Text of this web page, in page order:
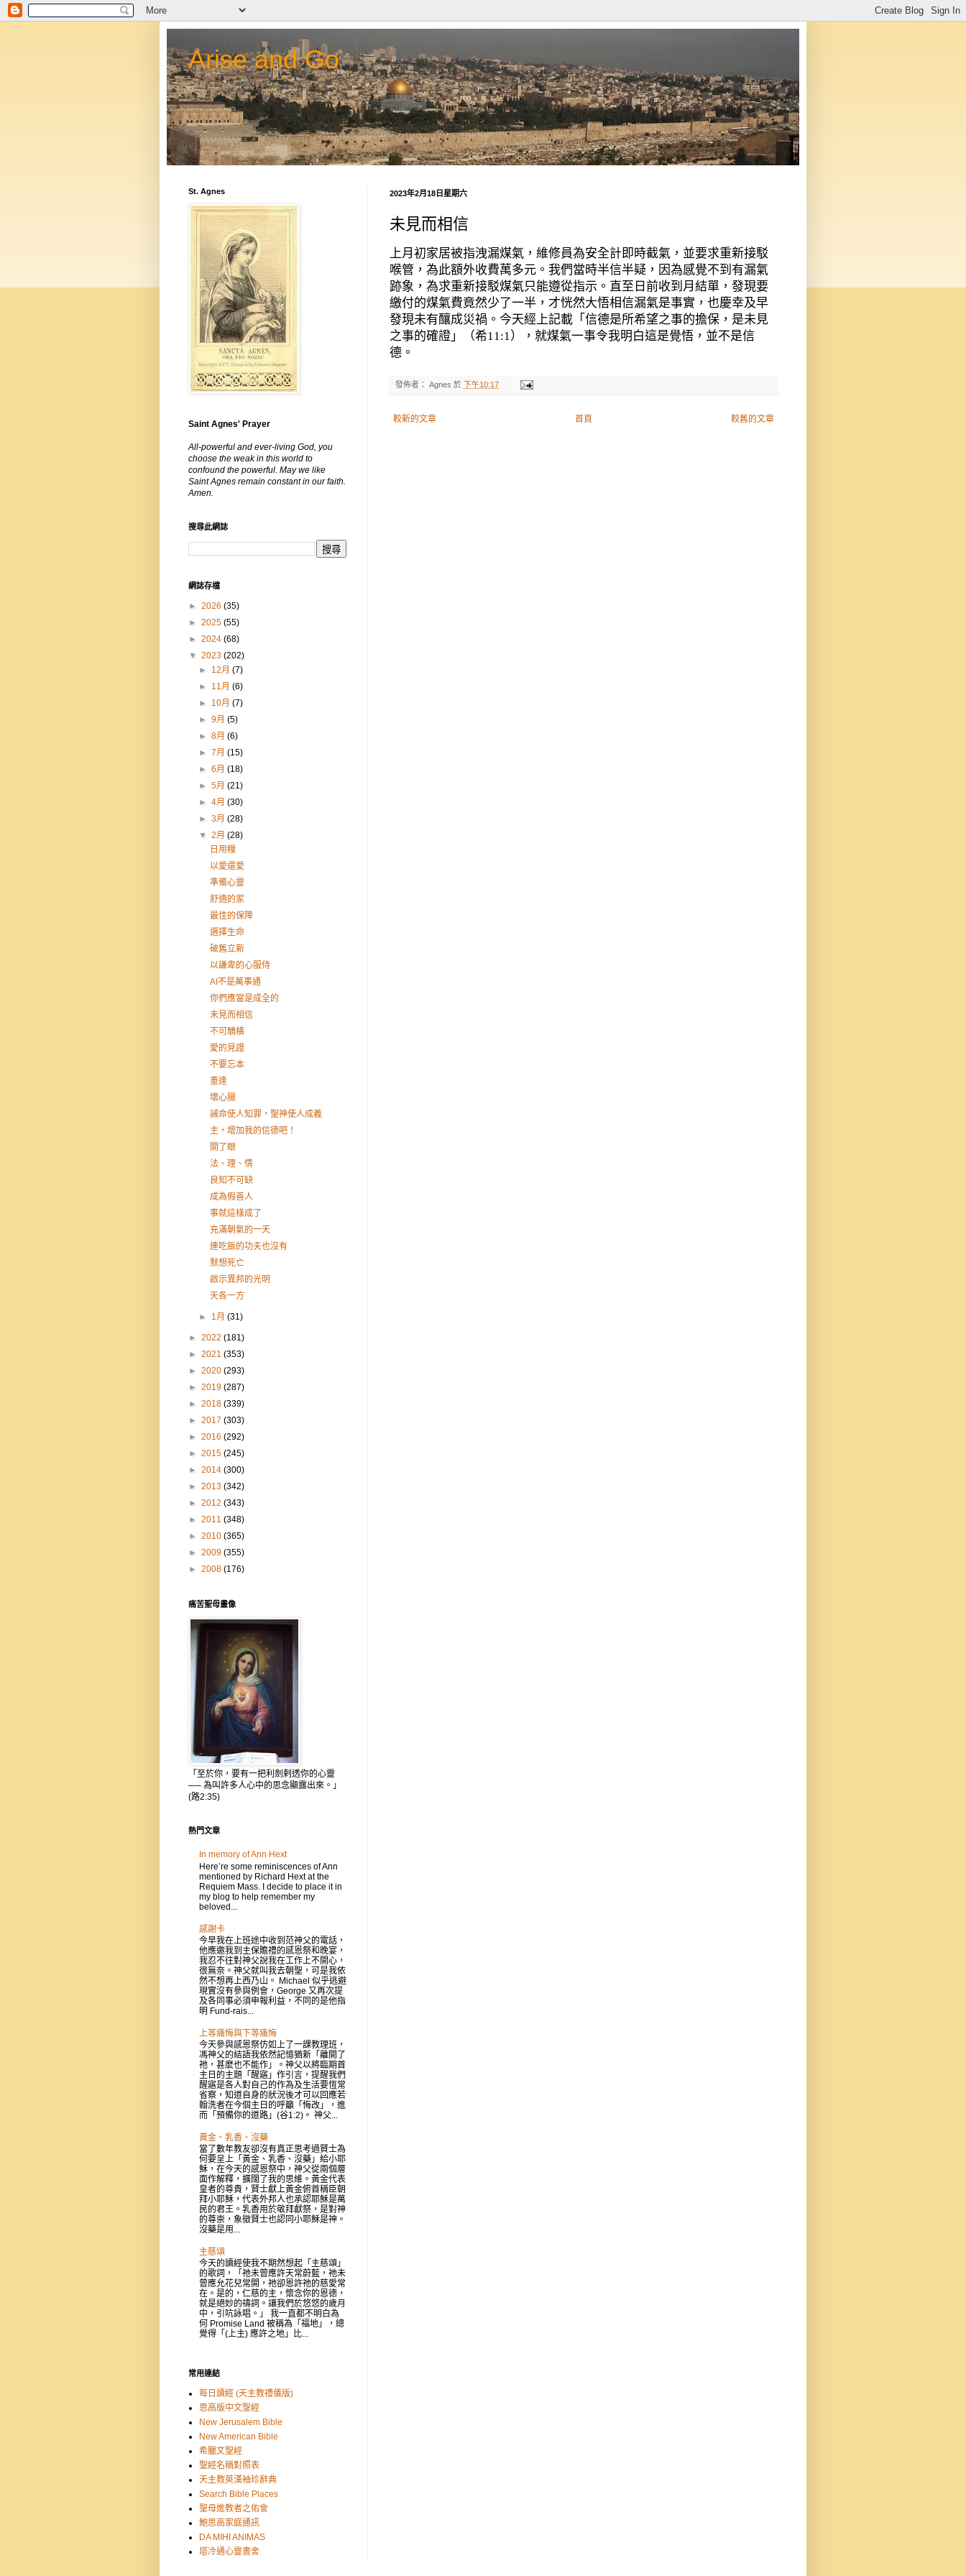
Arise and Go
2023年2月18日星期六
未見而相信
上月初家居被指洩漏煤氣，維修員為安全計即時截氣，並要求重新接駁
喉管，為此額外收費萬多元。我們當時半信半疑，因為感覺不到有漏氣
跡象，為求重新接駁煤氣只能遵從指示。直至日前收到月結單，發現要
繳付的煤氣費竟然少了一半，才恍然大悟相信漏氣是事實，也慶幸及早
發現未有釀成災禍。今天經上記載「信德是所希望之事的擔保，是未見
之事的確證」（希11:1 ），就煤氣一事令我明白這是覺悟，並不是信
德。
發佈者： Agnes 於 下午10:17
較新的文章 較舊的文章
首頁
St. Agnes
Saint Agnes' Prayer
All-powerful and ever-living God, you
choose the weak in this world to
confound the powerful. May we like
Saint Agnes remain constant in our faith.
Amen.
搜尋此網誌
網誌存檔
► 2026 (35)
► 2025 (55)
► 2024 (68)
▼ 2023 (202)
► 12月(7)
► 11月(6)
► 10月(7)
►9月(5)
►8月(6)
►7月(15)
►6月(18)
►5月(21)
►4月(30)
►3月(28)
▼2月(28)
日用糧
以愛還愛
準備心靈
舒適的家
最佳的保障
選擇生命
破舊立新
以謙卑的心服侍
AI不是萬事通
你們應當是成全的
未見而相信
不可驕橫
愛的見證
不要忘本
重逢
壞心腸
誡命使人知罪，聖神使人成義
主，增加我的信德吧！
開了眼
法、理、情
良知不可缺
成為假善人
事就這樣成了
充滿朝氣的一天
連吃飯的功夫也沒有
默想死亡
啟示異邦的光明
天各一方
► 1月(31)
► 2022 (181)
► 2021 (353)
► 2020 (293)
► 2019 (287)
► 2018 (339)
► 2017 (303)
► 2016 (292)
► 2015 (245)
► 2014 (300)
► 2013 (342)
► 2012 (343)
► 2011 (348)
► 2010 (365)
► 2009 (355)
► 2008 (176)
痛苦聖母畫像
「至於你，要有一把利劍剌透你的心靈
── 為叫許多人心中的思念顯露出來。」
(路2:35)
熱門文章
In memory of Ann Hext
Here’re some reminiscences of Ann
mentioned by Richard Hext at the
Requiem Mass. I decide to place it in
my blog to help remember my
beloved...
感謝卡
今早我在上班途中收到范神父的電話，
他應邀我到主保贍禮的感恩祭和晚宴，
我忍不往對神父說我在工作上不開心，
很無奈。神父就叫我去朝聖，可是我依
然不想再上西乃山。 Michael 似乎逃避
現實沒有參與例會，George 又再次提
及各同事必須申報利益，不同的是他指
明 Fund-rais...
上等痛悔與下等痛悔
今天參與感恩祭仿如上了一課教理班，
馮神父的結語我依然記憶猶新「離開了
祂，甚麼也不能作」。神父以將臨期首
主日的主題「醒寤」作引言，提醒我們
醒寤是各人對自己的作為及生活要恆常
省察，知道自身的狀況後才可以回應若
翰洗者在今個主日的呼籲「悔改」，進
而「預備你的道路」(谷1:2)。 神父...
黃金、乳香、沒藥
當了數年教友卻沒有真正思考過賢士為
何要呈上「黃金、乳香、沒藥」給小耶
穌，在今天的感恩祭中，神父從兩個層
面作解釋，擴闊了我的思維。黃金代表
皇者的尊貴，賢士獻上黃金俯首稱臣朝
拜小耶穌，代表外邦人也承認耶穌是萬
民的君王。乳香用於敬拜獻祭，是對神
的尊崇，象徵賢士也認同小耶穌是神。
沒藥是用...
主慈頌
今天的讀經使我不期然想起「主慈頌」
的歌詞，「祂未曾應許天常蔚藍，祂未
曾應允花兒常開，祂卻恩許祂的慈愛常
在。是的，仁慈的主，懷念你的恩德，
就是絕妙的禱詞。讓我們於悠悠的歲月
中，引吭詠唱。」 我一直都不明白為
何 Promise Land 被稱為「福地」，總
覺得「(上主) 應許之地」比...
常用連結
每日讀經 (天主教禮儀版)
思高版中文聖經
New Jerusalem Bible
New American Bible
希臘文聖經
聖經名稱對照表
天主教英漢袖珍辭典
Search Bible Places
聖母進教者之佑會
鮑思高家庭通訊
DA MIHI ANIMAS
塔冷通心靈書舍